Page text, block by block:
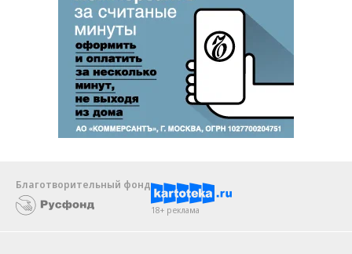
Благотворительный фонд
18+ реклама